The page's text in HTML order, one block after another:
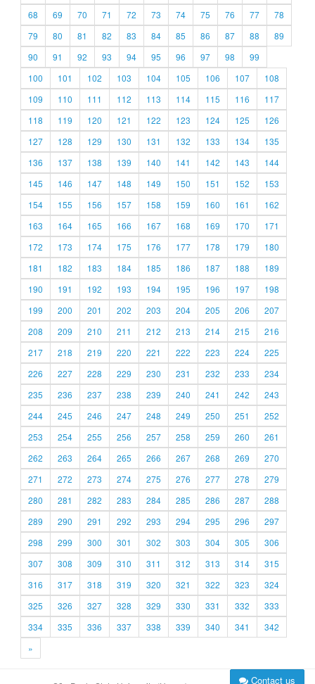
68
69 70 71 72 73 74 75 76 77
78
79
80 81 82 83 84 85 86 87 88
89
90
91 92 93 94 95 96 97 98
99
100
101 102 103 104 105 106 107
108
109
110 111 112 113 114 115 116
117
118
119 120 121 122 123 124 125
126
127
128 129 130 131 132 133 134
135
136
137 138 139 140 141 142 143
144
145
146 147 148 149 150 151 152
153
154
155 156 157 158 159 160 161
162
163
164 165 166 167 168 169 170
171
172
173 174 175 176 177 178 179
180
181
182 183 184 185 186 187 188
189
190
191 192 193 194 195 196 197
198
199
200 201 202 203 204 205 206
207
208
209 210 211 212 213 214 215
216
217
218 219 220 221 222 223 224
225
226
227 228 229 230 231 232 233
234
235
236 237 238 239 240 241 242
243
244
245 246 247 248 249 250 251
252
253
254 255 256 257 258 259 260
261
262
263 264 265 266 267 268 269
270
271
272 273 274 275 276 277 278
279
280
281 282 283 284 285 286 287
288
289
290 291 292 293 294 295 296
297
298
299 300 301 302 303 304 305
306
307
308 309 310 311 312 313 314
315
316
317 318 319 320 321 322 323
324
325
326 327 328 329 330 331 332
333
334
335 336 337 338 339 340 341
342
»
Contact us